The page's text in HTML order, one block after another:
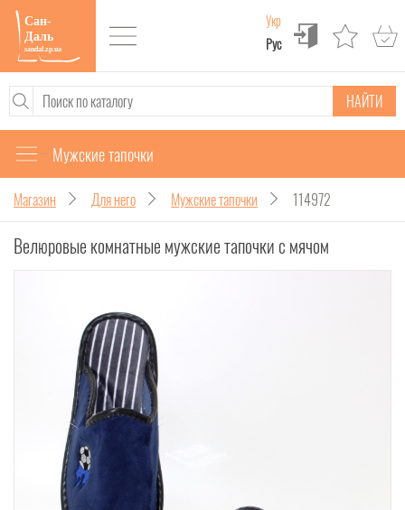
Укр
Рус
НАЙТИ
Мужские тапочки
Магазин Для него Мужские тапочки 114972
Велюровые комнатные мужские тапочки с мячом